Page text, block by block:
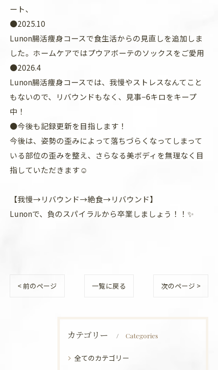
ート、
●2025.10
Lunon腸活痩身コースで食生活からの見直しを追加しま
した。ホームケアではプウアボーテのソックスをご愛用
●2026.4
Lunon腸活痩身コースでは、我慢やストレスなんてこと
もないので、リバウンドもなく、見事−6キロをキープ
中！
●今後も記録更新を目指します！
今後は、姿勢の歪みによって落ちづらくなってしまって
いる部位の歪みを整え、さらなる美ボディを無理なく目
指していただきます☺️
【我慢→リバウンド→絶食→リバウンド】
Lunonで、負のスパイラルから卒業しましょう！！✨
< 前のページ 一覧に戻る 次のページ >
カテゴリー Categories
全てのカテゴリー